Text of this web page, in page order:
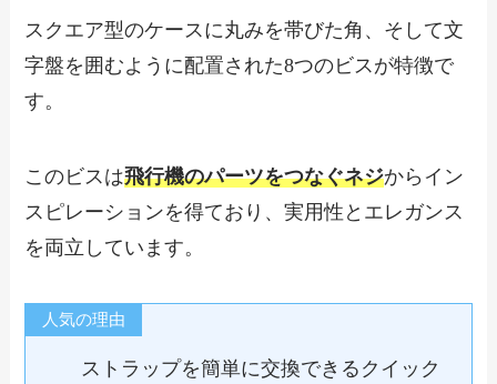
スクエア型のケースに丸みを帯びた角、そして文
字盤を囲むように配置された8つのビスが特徴で
す。
このビスは飛行機のパーツをつなぐネジからイン
スピレーションを得ており、実用性とエレガンス
を両立しています。
人気の理由
ストラップを簡単に交換できるクイック